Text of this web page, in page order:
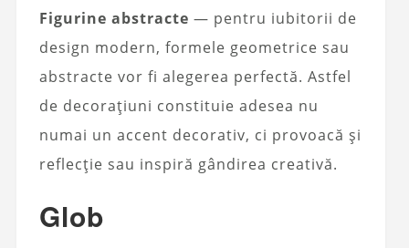
Figurine abstracte — pentru iubitorii de
design modern, formele geometrice sau
abstracte vor fi alegerea perfectă. Astfel
de decorațiuni constituie adesea nu
numai un accent decorativ, ci provoacă și
reflecție sau inspiră gândirea creativă.
Glob